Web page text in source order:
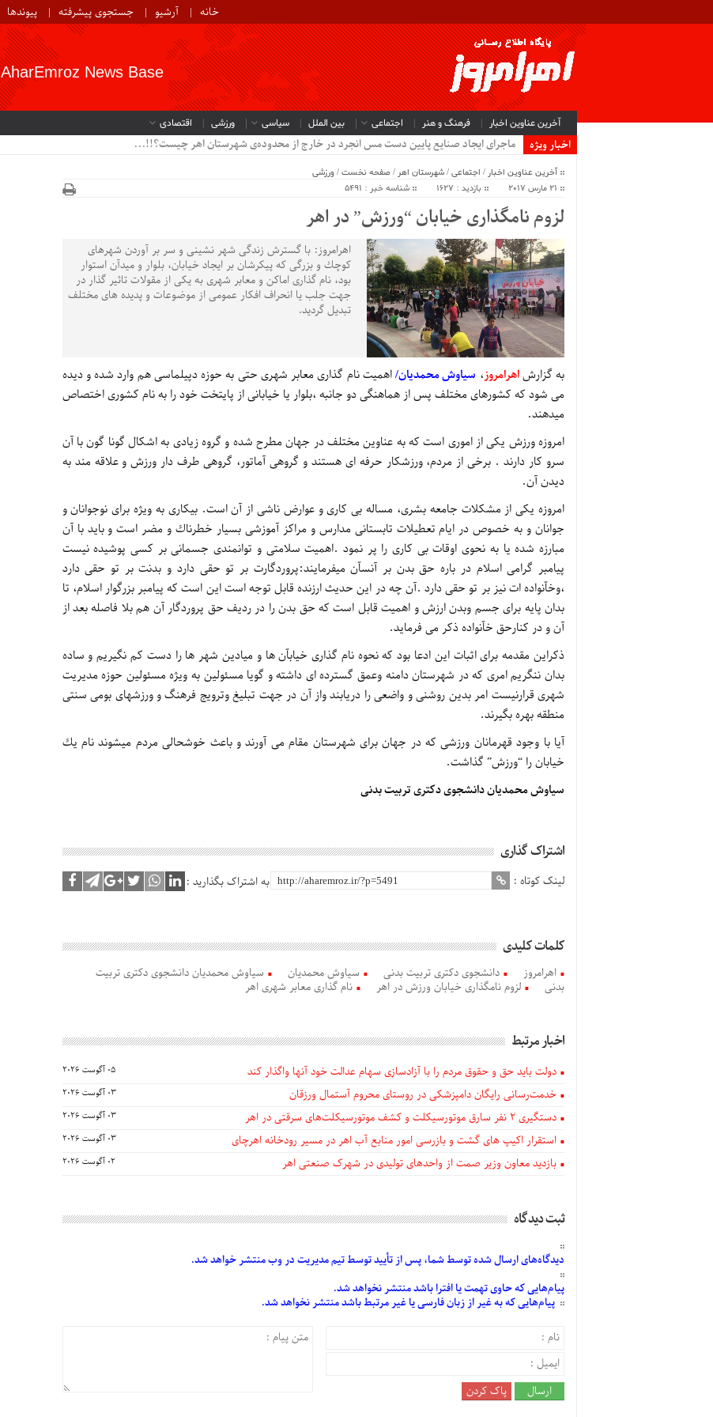
خانه آرشیو جستجوی پیشرفته پیوندها
AharEmroz News Base
آخرین عناوین اخبار فرهنگ و هنر اجتماعی بین الملل سیاسی ورزشی اقتصادی
اخبار ویژه
ماجرای ایجاد صنایع پایین دست مس انجرد در خارج از محدوده‌ی شهرستان اهر چیست؟!!...
آخرین عناوین اخبار / اجتماعی/شهرستان اهر /صفحه نخست/ ورزشی
21 مارس 2017
بازدید : 1627 شناسه خبر : 5491
لزوم نامگذاری خیابان “ورزش” در اهر
اهرامروز: با گسترش زندگی شهر نشینی و سر بر آوردن شهرهای
كوچك و بزرگی كه پیكرشان بر ایجاد خیابان، بلوار و میدآن استوار
بود، نام گذاری اماكن و معابر شهری به یكی از مقولات تاثیر گذار در
جهت جلب یا انحراف افكار عمومی از موضوعات و پدیده های مختلف
تبدیل گردید.
به گزارشاهرامروز، سیاوش محمدیان/اهمیت نام گذاری معابر شهری حتی به حوزه دپیلماسی هم وارد شده و دیده
می شود كه كشورهای مختلف پس از هماهنگی دو جانبه ،بلوار یا خیابانی از پایتخت خود را به نام كشوری اختصاص
میدهند.
امروزه ورزش یكی از اموری است كه به عناوین مختلف در جهان مطرح شده و گروه زیادی به اشكال گونا گون با آن
سرو كار دارند . برخی از مردم، ورزشكار حرفه ای هستند و گروهی آماتور، گروهی طرف دار ورزش و علاقه مند به
دیدن آن.
امروزه یكی از مشكلات جامعه بشری، مساله بی كاری و عوارض ناشی از آن است. بیكاری به ویژه برای نوجوانان و
جوانان و به خصوص در ایام تعطیلات تابستانی مدارس و مراكز آموزشی بسیار خطرناك و مضر است و باید با آن
مبارزه شده یا به نحوی اوقات بی كاری را پر نمود .اهمیت سلامتی و توانمندی جسمانی بر كسی پوشیده نیست
پیامبر گرامی اسلام در باره حق بدن بر آنسآن میفرمایند:پروردگارت بر تو حقی دارد و بدنت بر تو حقی دارد
،وخآنواده ات نیز بر تو حقی دارد .آن چه در این حدیث ارزنده قابل توجه است این است كه پیامبر بزرگوار اسلام، تا
بدان پایه برای جسم وبدن ارزش و اهمیت قابل است كه حق بدن را در ردیف حق پروردگار آن هم بلا فاصله بعد از
آن و در كنارحق خآنواده ذكر می فرماید.
ذكراین مقدمه برای اثبات این ادعا بود كه نحوه نام گذاری خیابآن ها و میادین شهر ها را دست كم نگیریم و ساده
بدان ننگریم امری كه در شهرستان دامنه وعمق گسترده ای داشته و گویا مسئولین به ویژه مسئولین حوزه مدیریت
شهری قرارنیست امر بدین روشنی و واضعی را دریابند واز آن در جهت تبلیغ وترویج فرهنگ و ورزشهای بومی سنتی
منطقه بهره بگیرند.
آیا با وجود قهرمانان ورزشی كه در جهان برای شهرستان مقام می آورند و باعث خوشحالی مردم میشوند نام یك
خیابان را “ورزش” گذاشت.
سیاوش محمدیان دانشجوی دكتری تربیت بدنی
اشتراک گذاری
لینک کوتاه : به اشتراک بگذارید :
کلمات کلیدی
اهرامروز دانشجوی دكتری تربیت بدنی سیاوش محمدیان
سیاوش محمدیان دانشجوی دكتری تربیت
بدنی
لزوم نامگذاری خیابان ورزش در اهر نام گذاری معابر شهری اهر
اخبار مرتبط
دولت باید حق و حقوق مردم را با آزادسازی سهام عدالت خود آنها واگذار کند 05 آگوست 2026
خدمت‌رسانی رایگان دامپزشکی در روستای محروم آستمال ورزقان 03 آگوست 2026
دستگيری ۲ نفر سارق موتورسیکلت و کشف موتورسیکلت‌های سرقتی در اهر 03 آگوست 2026
استقرار اکیپ های گشت و بازرسی امور منابع آب اهر در مسیر رودخانه اهرچای 03 آگوست 2026
بازدید معاون وزیر صمت از واحدهای تولیدی در شهرک صنعتی اهر 02 آگوست 2026
ثبت دیدگاه
دیدگاه‌هایارسالشدهتوسط شما، پس از تأییدتوسط تیم مدیریت در وب منتشر خواهد شد.
پیام‌هاییکه حاوی تهمت یا افترا باشد منتشر نخواهد شد.
پیام‌هاییکه به غیر از زبان فارسی یا غیر مرتبط باشد منتشر نخواهد شد.